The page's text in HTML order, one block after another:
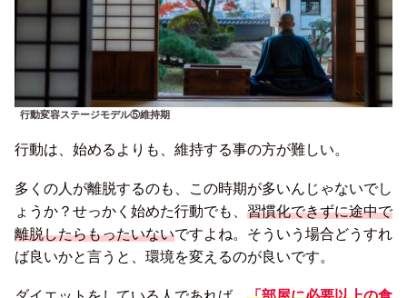
行動変容ステージモデル⑤維持期
行動は、始めるよりも、維持する事の方が難しい。
多くの人が離脱するのも、この時期が多いんじゃないでし
ょうか？せっかく始めた行動でも、 習慣化できずに途中で
離脱したらもったいないですよね。そういう場合どうすれ
ば良いかと言うと、環境を変えるのが良いです。